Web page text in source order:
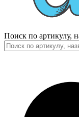
Поиск по артикулу,